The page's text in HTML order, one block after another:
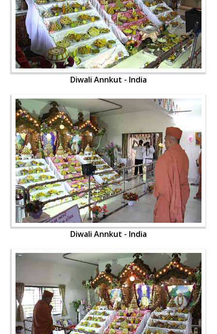
Diwali Annkut - India
Diwali Annkut - India